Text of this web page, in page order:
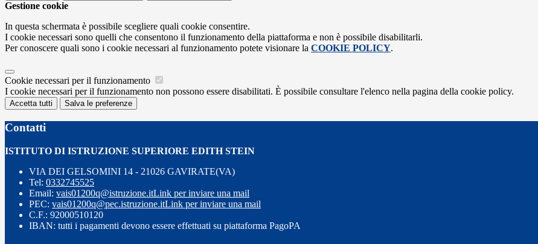
Gestione cookie
In questa schermata è possibile scegliere quali cookie consentire.
I cookie necessari sono quelli che consentono il funzionamento della piattaforma e non è possibile disabilitarli.
Per conoscere quali sono i cookie necessari al funzionamento potete visionare la COOKIE POLICY.
Cookie necessari per il funzionamento
I cookie necessari per il funzionamento non possono essere disabilitati. È possibile consultare l'elenco nella pagina della cookie policy.
Accetta tutti Salva le preferenze
Contatti
ISTITUTO DI ISTRUZIONE SUPERIORE EDITH STEIN
VIA DEI GELSOMINI 14 - 21026 GAVIRATE(VA)
Tel: 0332745525
Email: vais01200q@istruzione.itLink per inviare una mail
PEC: vais01200q@pec.istruzione.itLink per inviare una mail
C.F.: 92000510120
IBAN: tutti i pagamenti devono essere effettuati su piattaforma PagoPA